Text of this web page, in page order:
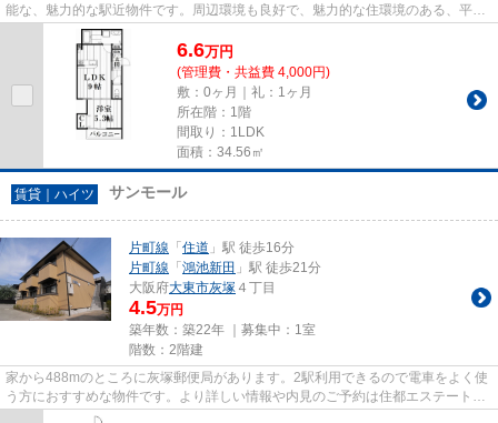
能な、魅力的な駅近物件です。周辺環境も良好で、魅力的な住環境のある、平成
31年築の物件です。しっかりと...
6.6万円
(管理費・共益費 4,000円)
敷：0ヶ月｜礼：1ヶ月
所在階：1階
間取り：1LDK
面積：34.56㎡
賃貸｜ハイツ サンモール
片町線 「 住道 」駅 徒歩16分
片町線 「 鴻池新田 」駅 徒歩21分
大阪府大東市灰塚 ４丁目
4.5万円
築年数：築22年 ｜募集中： 1室
階数：2階建
家から488mのところに灰塚郵便局があります。2駅利用できるので電車をよく使
う方におすすめな物件です。より詳しい情報や内見のご予約は住都エステートま
でご連絡ください。大東市を中...